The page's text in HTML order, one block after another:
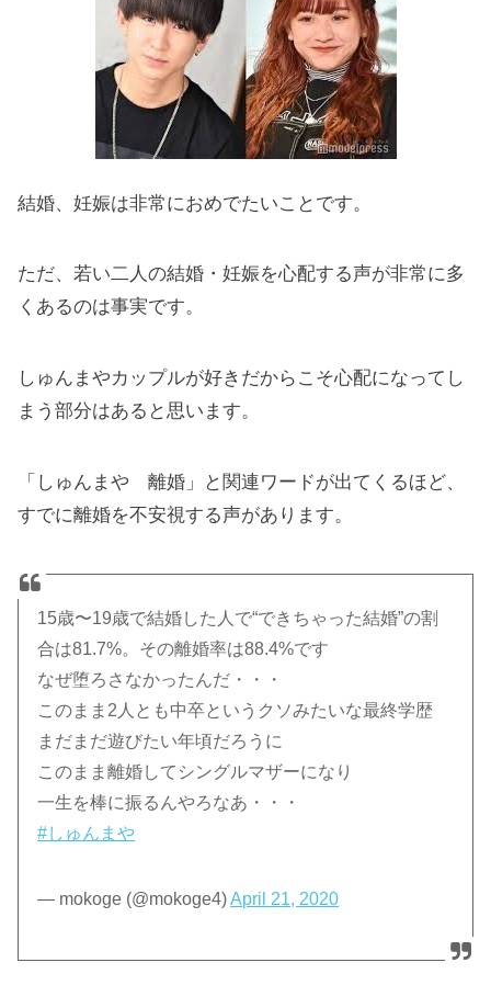
結婚、妊娠は非常におめでたいことです。
ただ、若い二人の結婚・妊娠を心配する声が非常に多
くあるのは事実です。
しゅんまやカップルが好きだからこそ心配になってし
まう部分はあると思います。
「しゅんまや 離婚」と関連ワードが出てくるほど、
すでに離婚を不安視する声があります。
15歳〜19歳で結婚した人で“できちゃった結婚”の割
合は81.7%。その離婚率は88.4%です
なぜ堕ろさなかったんだ・・・
このまま2人とも中卒というクソみたいな最終学歴
まだまだ遊びたい年頃だろうに
このまま離婚してシングルマザーになり
一生を棒に振るんやろなあ・・・
#しゅんまや
— mokoge (@mokoge4)April 21, 2020